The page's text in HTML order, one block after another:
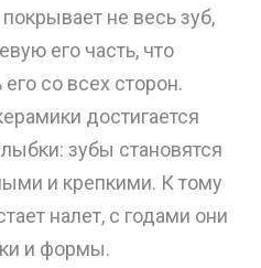
не весь зуб,
его часть, что
со всех сторон.
достигается
зубы становятся
и крепкими. К тому
налет, с годами они
и формы.